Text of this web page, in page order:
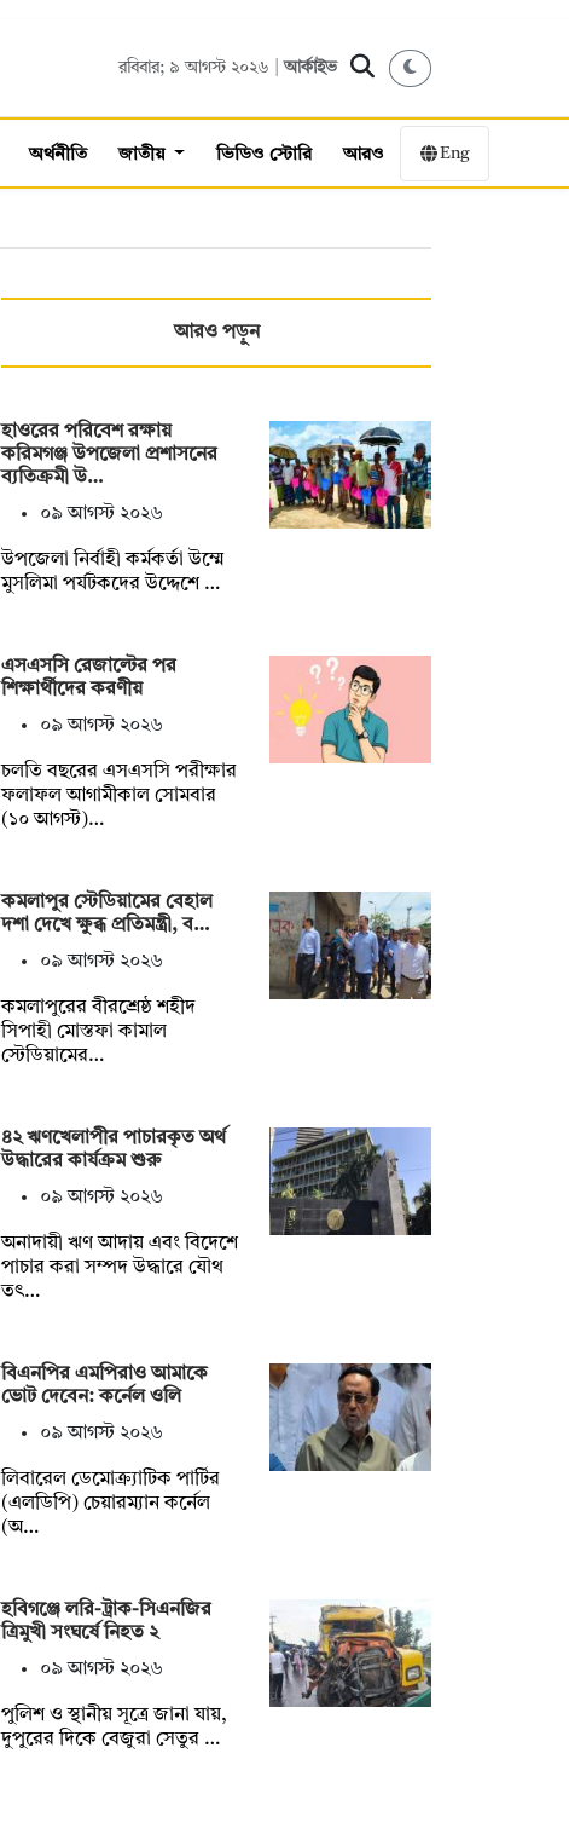
রবিবার; ৯ আগস্ট ২০২৬ |আর্কাইভ
অর্থনীতি জাতীয় ভিডিও স্টোরি আরও Eng
আরও পড়ুন
হাওরের পরিবেশ রক্ষায়
করিমগঞ্জ উপজেলা প্রশাসনের
ব্যতিক্রমী উ…
০৯ আগস্ট ২০২৬
‎উপজেলা নির্বাহী কর্মকর্তা উম্মে
মুসলিমা পর্যটকদের উদ্দেশে …
এসএসসি রেজাল্টের পর
শিক্ষার্থীদের করণীয়
০৯ আগস্ট ২০২৬
চলতি বছরের এসএসসি পরীক্ষার
ফলাফল আগামীকাল সোমবার
(১০ আগস্ট)…
কমলাপুর স্টেডিয়ামের বেহাল
দশা দেখে ক্ষুব্ধ প্রতিমন্ত্রী, ব…
০৯ আগস্ট ২০২৬
কমলাপুরের বীরশ্রেষ্ঠ শহীদ
সিপাহী মোস্তফা কামাল
স্টেডিয়ামের…
৪২ ঋণখেলাপীর পাচারকৃত অর্থ
উদ্ধারের কার্যক্রম শুরু
০৯ আগস্ট ২০২৬
অনাদায়ী ঋণ আদায় এবং বিদেশে
পাচার করা সম্পদ উদ্ধারে যৌথ
তৎ…
বিএনপির এমপিরাও আমাকে
ভোট দেবেন: কর্নেল ওলি
০৯ আগস্ট ২০২৬
লিবারেল ডেমোক্র্যাটিক পার্টির
(এলডিপি) চেয়ারম্যান কর্নেল
(অ…
হবিগঞ্জে লরি-ট্রাক-সিএনজির
ত্রিমুখী সংঘর্ষে নিহত ২
০৯ আগস্ট ২০২৬
পুলিশ ও স্থানীয় সূত্রে জানা যায়,
দুপুরের দিকে বেজুরা সেতুর …